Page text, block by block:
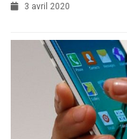
3 avril 2020